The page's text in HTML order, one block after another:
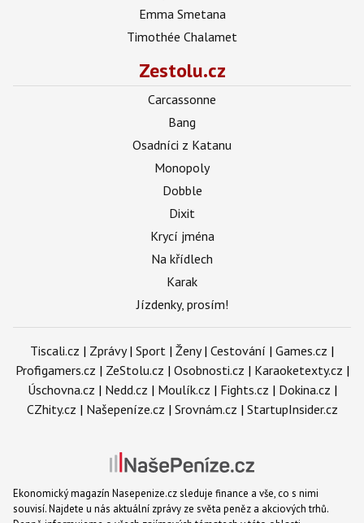
Emma Smetana
Timothée Chalamet
Zestolu.cz
Carcassonne
Bang
Osadníci z Katanu
Monopoly
Dobble
Dixit
Krycí jména
Na křídlech
Karak
Jízdenky, prosím!
Tiscali.cz | Zprávy| Sport | Ženy| Cestování | Games.cz |
Profigamers.cz | ZeStolu.cz | Osobnosti.cz | Karaoketexty.cz |
Úschovna.cz | Nedd.cz | Moulík.cz | Fights.cz | Dokina.cz |
CZhity.cz | Našepeníze.cz | Srovnám.cz | StartupInsider.cz
Ekonomický magazín Nasepenize.cz sleduje finance a vše, co s nimi
souvisí. Najdete u nás aktuální zprávy ze světa peněz a akciových trhů.